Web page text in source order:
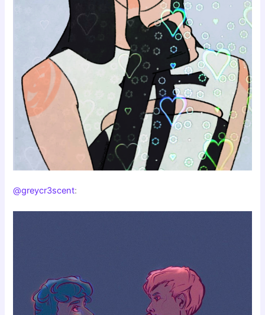
@greycr3scent: